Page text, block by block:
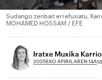
Sudango zenbait errefuxiatu,
MOHAMED HOSSAM / EFE
Iratxe Muxika
2025EKO APIRILAREN 14A